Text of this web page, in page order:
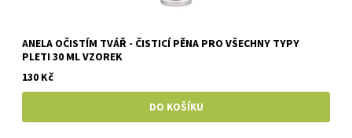
ANELA OČISTÍM TVÁŘ - ČISTICÍ PĚNA PRO VŠECHNY TYPY
PLETI 30 ML VZOREK
130 Kč